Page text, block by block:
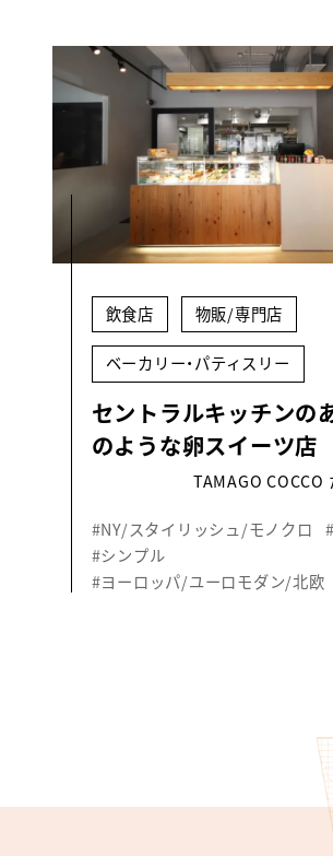
飲食店 物販/専門店
ベーカリー・パティスリー
セントラルキッチンの
のような卵スイーツ店
TAMAGO COCCO
#NY/スタイリッシュ/モノクロ
#シンプル
#ヨーロッパ/ユーロモダン/北欧